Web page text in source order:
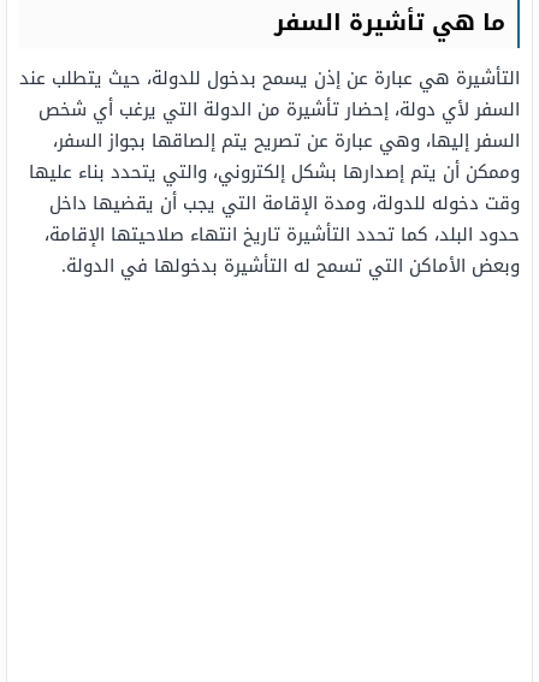
ما هي تأشيرة السفر
التأشيرة هي عبارة عن إذن يسمح بدخول للدولة، حيث يتطلب عند
السفر لأي دولة، إحضار تأشيرة من الدولة التي يرغب أي شخص
السفر إليها، وهي عبارة عن تصريح يتم إلصاقها بجواز السفر،
وممكن أن يتم إصدارها بشكل إلكتروني، والتي يتحدد بناء عليها
وقت دخوله للدولة، ومدة الإقامة التي يجب أن يقضيها داخل
حدود البلد، كما تحدد التأشيرة تاريخ انتهاء صلاحيتها الإقامة،
وبعض الأماكن التي تسمح له التأشيرة بدخولها في الدولة.